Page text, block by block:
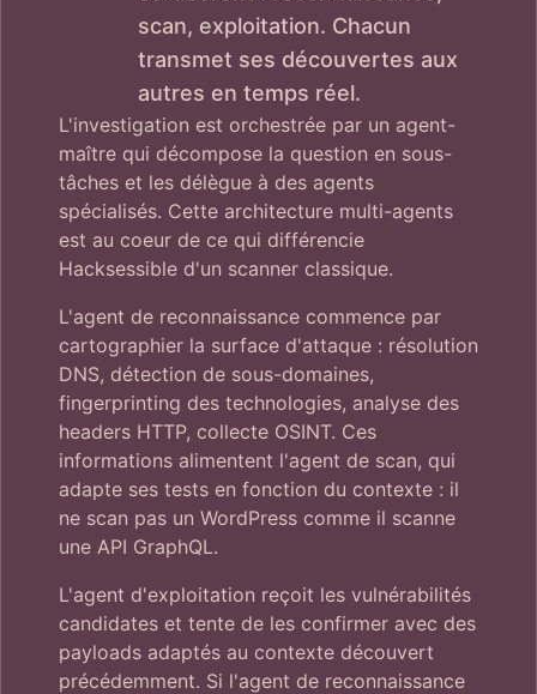
scan, exploitation. Chacun
transmet ses découvertes aux
autres en temps réel.
L'investigation est orchestrée par un agent-
maître qui décompose la question en sous-
tâches et les délègue à des agents
spécialisés. Cette architecture multi-agents
est au coeur de ce qui différencie
Hacksessible d'un scanner classique.
L'agent de reconnaissance commence par
cartographier la surface d'attaque : résolution
DNS, détection de sous-domaines,
fingerprinting des technologies, analyse des
headers HTTP, collecte OSINT. Ces
informations alimentent l'agent de scan, qui
adapte ses tests en fonction du contexte : il
ne scan pas un WordPress comme il scanne
une API GraphQL.
L'agent d'exploitation reçoit les vulnérabilités
candidates et tente de les confirmer avec des
payloads adaptés au contexte découvert
précédemment. Si l'agent de reconnaissance